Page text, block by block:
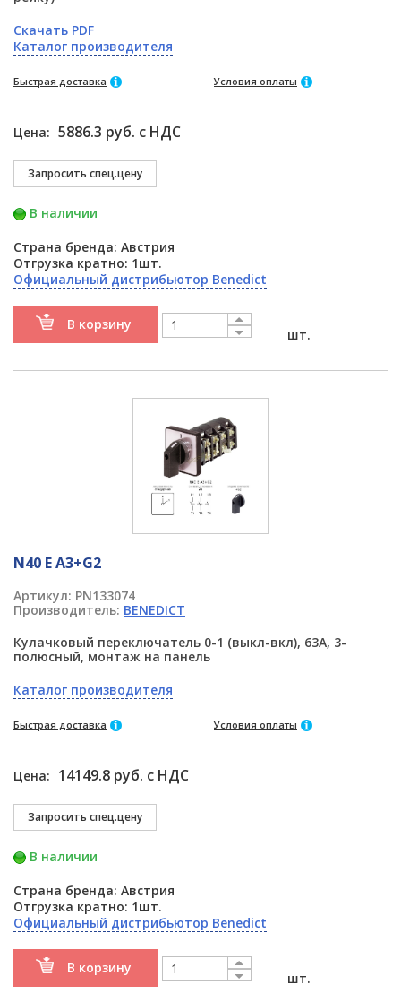
Скачать PDF
Каталог производителя
Быстрая доставка Условия оплаты
Цена: 5886.3 руб. с НДС
В наличии
Страна бренда: Австрия
Отгрузка кратно: 1шт.
Официальный дистрибьютор Benedict
В корзину
шт.
N40 E A3+G2
Артикул: PN133074
Производитель: BENEDICT
Кулачковый переключатель 0-1 (выкл-вкл), 63А, 3-
полюсный, монтаж на панель
Каталог производителя
Быстрая доставка Условия оплаты
Цена: 14149.8 руб. с НДС
В наличии
Страна бренда: Австрия
Отгрузка кратно: 1шт.
Официальный дистрибьютор Benedict
В корзину
шт.